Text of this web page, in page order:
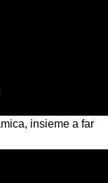
insieme a far